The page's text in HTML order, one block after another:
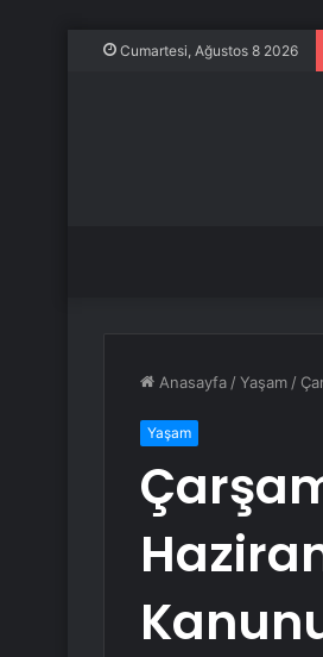
Cumartesi, Ağustos 8 2026
Anasayfa /Yaşam /
Yaşam